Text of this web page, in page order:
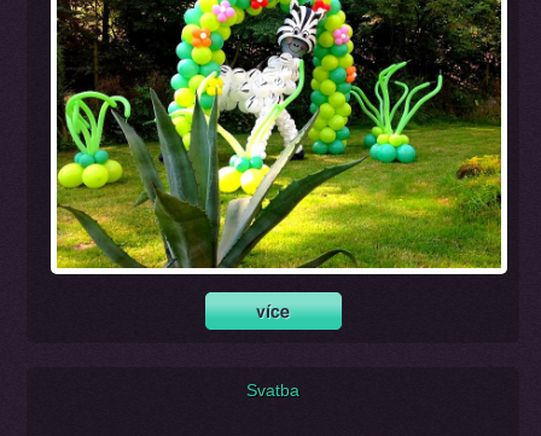
Svatba